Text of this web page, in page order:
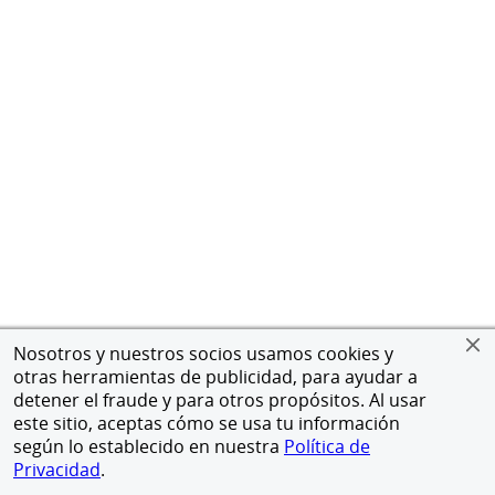
Nosotros y nuestros socios usamos cookies y
otras herramientas de publicidad, para ayudar a
detener el fraude y para otros propósitos. Al usar
este sitio, aceptas cómo se usa tu información
según lo establecido en nuestra Política de
Privacidad.